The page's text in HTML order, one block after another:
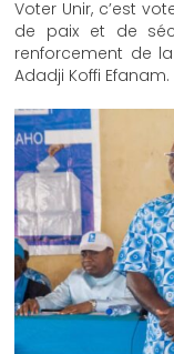
Voter Unir, c’est
de paix et de
renforcement de
Adadji Koffi Efanam.